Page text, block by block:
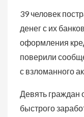
39 человек
денег с их
оформления
поверили
с взломанного
Девять граждан
быстрого